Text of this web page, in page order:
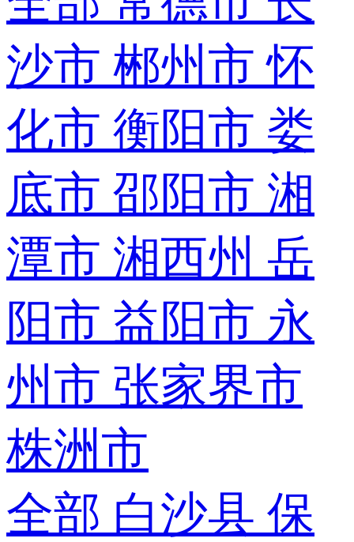
沙市 郴州市 怀
化市 衡阳市 娄
底市 邵阳市 湘
潭市 湘西州 岳
阳市 益阳市 永
州市 张家界市
株洲市
全部 白沙县 保